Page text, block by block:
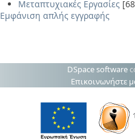
Μεταπτυχιακές Εργασίες
Εμφάνιση απλής εγγραφής
DSpace software
Επικοινωνήστε